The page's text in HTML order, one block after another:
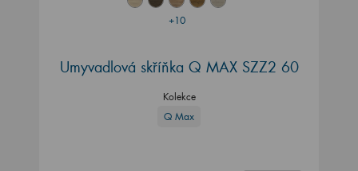
+10
Umyvadlová skříňka Q MAX SZZ2 60
Kolekce
Q Max